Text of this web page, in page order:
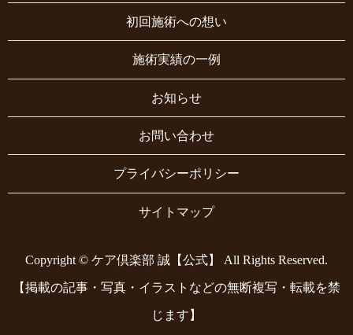
初回施術への想い
施術実績の一例
お知らせ
お問い合わせ
プライバシーポリシー
サイトマップ
Copyright © ケア倶楽部 誠【公式】 All Rights Reserved.
【掲載の記事・写真・イラストなどの無断複写・転載を禁
じます】